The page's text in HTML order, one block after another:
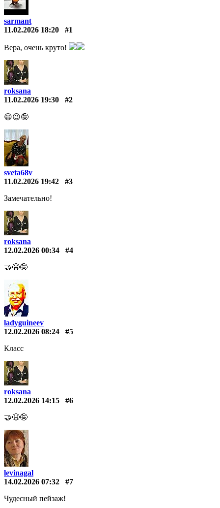
sarmant
11.02.2026 18:20
#1
Вера, очень круто!
roksana
11.02.2026 19:30
#2
😃😉🤪
sveta68v
11.02.2026 19:42
#3
Замечательно!
roksana
12.02.2026 00:34
#4
🤝😁🤪
ladyguineev
12.02.2026 08:24
#5
Класс
roksana
12.02.2026 14:15
#6
🤝😃🤪
levinagal
14.02.2026 07:32
#7
Чудесный пейзаж!